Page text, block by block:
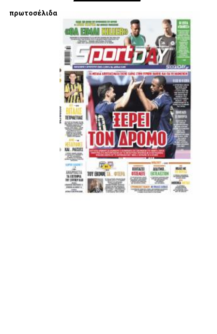
Εμείς είμαστε μόνο Π.Α.Ο.Κ.
Μόνο τα 4 γράμματα έχουν σημασία για εμάς και
ΚΑΝΕΝΑΣ δεν είναι πάνω απο αυτά τα ιερά γράμματα.
ADVERTISEMENT
ΑΜΠΑΛΑΕΑ, ΜΑΚΕΔΟΝΕΣ, ΤΟΥΜΠΑ, #031#
πρωτοσέλιδα